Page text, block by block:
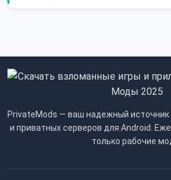
PrivateMods — ваш надежный источник
и приватных серверов для Android.
только рабочие